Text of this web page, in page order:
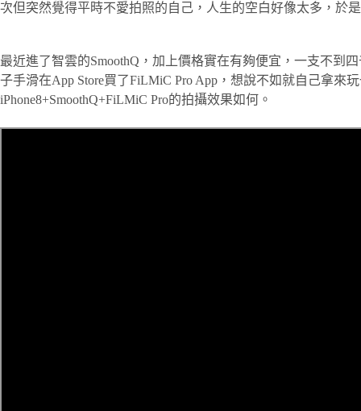
次但突然覺得平時不愛拍照的自己，人生的空白好像太多，
最近進了智雲的SmoothQ，加上價格實在有夠便宜，一支不到
子手滑在App Store買了FiLMiC Pro App，想說不如就自己拿來
iPhone8+SmoothQ+FiLMiC Pro的拍攝效果如何。